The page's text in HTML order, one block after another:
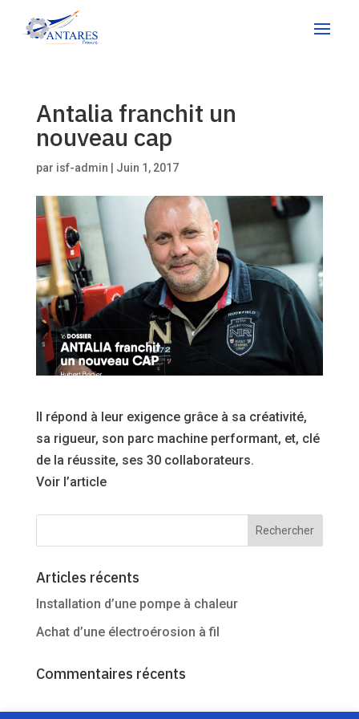
Antalia franchit un
nouveau cap
par isf-admin Juin 1, 2017
Il répond à leur exigence grâce à sa créativité,
sa rigueur, son parc machine performant, et, clé
de la réussite, ses 30 collaborateurs.
Voir l’article
Articles récents
Installation d’une pompe à chaleur
Achat d’une électroérosion à fil
Commentaires récents